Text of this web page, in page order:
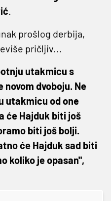
.
prošlog derbija,
pričljiv...
utakmicu s
novom dvoboju. Ne
utakmicu od one
će Hajduk biti još
biti još bolji.
će Hajduk sad biti
koliko je opasan",